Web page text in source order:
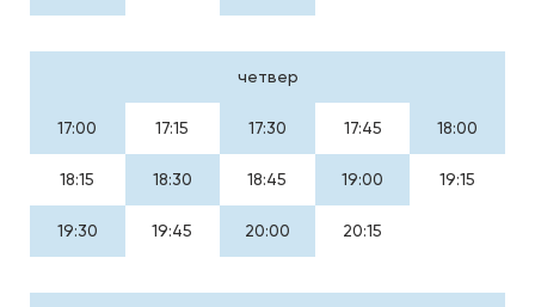
четвер
17:00 17:15 17:30 17:45 18:00
18:15 18:30 18:45 19:00 19:15
19:30 19:45 20:00 20:15